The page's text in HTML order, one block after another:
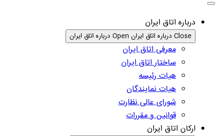
درباره اتاق ایران
Close درباره اتاق ایران Open درباره اتاق ایران
معرفی اتاق ایران
ساختار اتاق ایران
هیات رئیسه
هیات نمایندگان
شورای عالی نظارت
قوانین و مقررات
ارکان اتاق ایران